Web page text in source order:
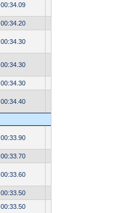
00:34.09
00:34.20
00:34.30
00:34.30
00:34.30
00:34.40
00:33.90
00:33.70
00:33.60
00:33.50
00:33.50